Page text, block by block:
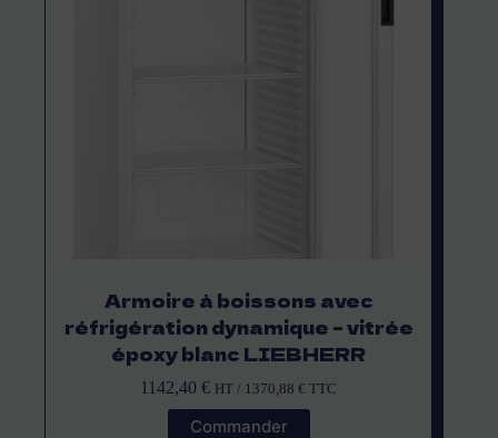
Armoire à boissons avec
réfrigération dynamique – vitrée
époxy blanc LIEBHERR
1142,40€ HT / 1370,88€ TTC
Commander